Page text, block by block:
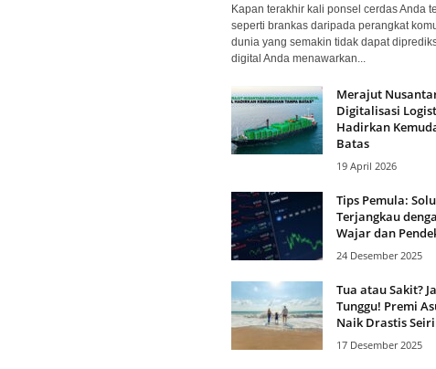
Kapan terakhir kali ponsel cerdas Anda
seperti brankas daripada perangkat
dunia yang semakin tidak dapat
digital Anda menawarkan...
Merajut
Digitalisasi
Hadirkan
Batas
19 April 2026
Tips Pemula:
Terjangkau
Wajar dan
24 Desember 2025
Tua atau Sakit?
Tunggu! Premi
Naik Drastis
17 Desember 2025